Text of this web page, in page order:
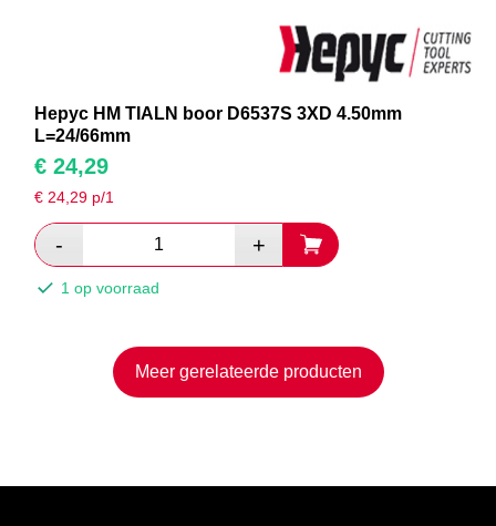
Hepyc HM TIALN boor D6537S 3XD 4.50mm
L=24/66mm
€ 24,29
€24,29 p/1
1 op voorraad
Meer gerelateerde producten